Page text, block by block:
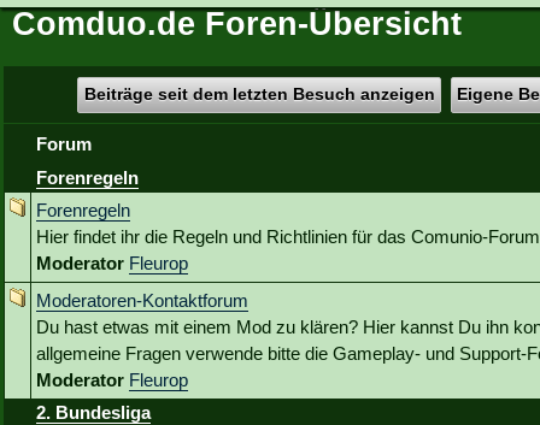
Comduo.de Foren-Übersicht
Beiträge seit dem letzten Besuch anzeigen Eigene
Forum
Forenregeln
Forenregeln
Hier findet ihr die Regeln und Richtlinien für das Comunio-
Moderator Fleurop
Moderatoren-Kontaktforum
Du hast etwas mit einem Mod zu klären? Hier kannst Du ihn
allgemeine Fragen verwende bitte die Gameplay- und Support-
Moderator Fleurop
2. Bundesliga